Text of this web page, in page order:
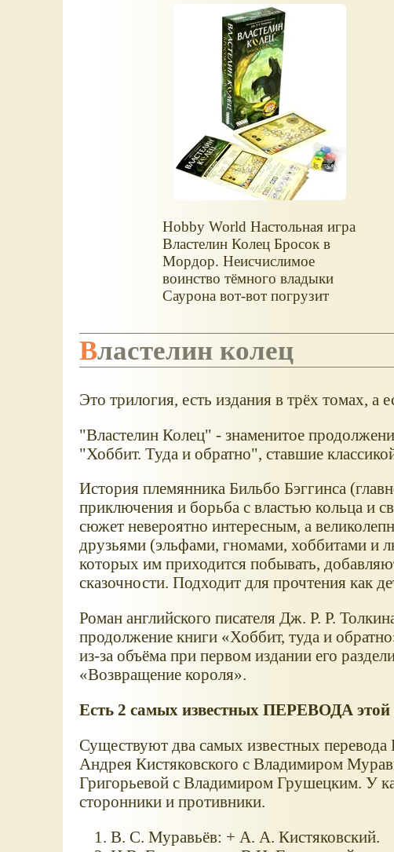
Hobby World Настольная игра
Властелин Колец Бросок в
Мордор. Неисчислимое
воинство тёмного владыки
Саурона вот-вот погрузит
могут только четыре
отважных хоббита...
Властелин колец
Это трилогия, есть издания в трёх томах, а
"Властелин Колец" - знаменитое
"Хоббит. Туда и обратно", ставшие
История племянника Бильбо Бэггинса
приключения и борьба с властью кольца и
сюжет невероятно интересным, а
друзьями (эльфами, гномами, хоббитами и
которых им приходится побывать,
сказочности. Подходит для прочтения как
Роман английского писателя Дж. Р. Р.
продолжение книги
Хоббит, туда и обратно
из-за объёма при первом издании его
Возвращение короля .
Есть 2 самых известных ПЕРЕВОДА этой
Существуют два самых известных перевода
Андрея Кистяковского с Владимиром
Григорьевой с Владимиром Грушецким. У
сторонники и противники.
В. С. Муравьёв: + А. А. Кистяковский.